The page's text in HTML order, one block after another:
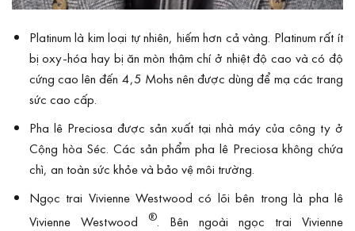
Platinum là kim loại tự nhiên, hiếm hơn cả vàng. Platinum rất ít
bị oxy-hóa hay bị ăn mòn thậm chí ở nhiệt độ cao và có độ
cứng cao lên đến 4,5 Mohs nên được dùng để mạ các trang
sức cao cấp.
Pha lê Preciosa được sản xuất tại nhà máy của công ty ở
Cộng hòa Séc. Các sản phẩm pha lê Preciosa không chứa
chì, an toàn sức khỏe và bảo vệ môi trường.
Ngọc trai Vivienne Westwood có lõi bên trong là pha lê
Vivienne Westwood
®. Bên ngoài ngọc trai Vivienne